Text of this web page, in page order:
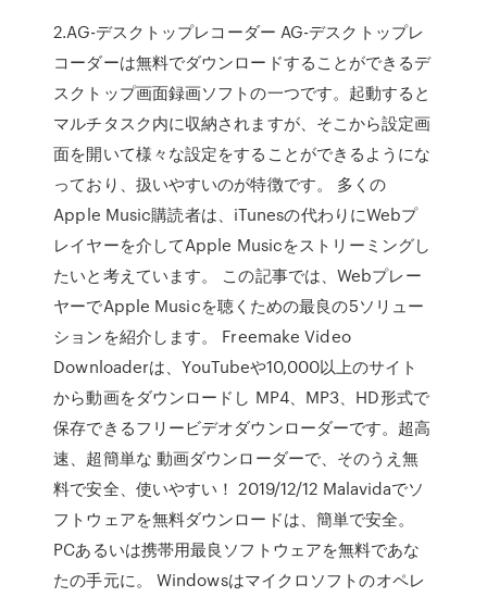
2.AG-デスクトップレコーダー AG-デスクトップレ
コーダーは無料でダウンロードすることができるデ
スクトップ画面録画ソフトの一つです。起動すると
マルチタスク内に収納されますが、そこから設定画
面を開いて様々な設定をすることができるようにな
っており、扱いやすいのが特徴です。 多くの
Apple Music購読者は、iTunesの代わりにWebプ
レイヤーを介してApple Musicをストリーミングし
たいと考えています。 この記事では、Webプレー
ヤーでApple Musicを聴くための最良の5ソリュー
ションを紹介します。 Freemake Video
Downloaderは、YouTubeや10,000以上のサイト
から動画をダウンロードし MP4、MP3、HD形式で
保存できるフリービデオダウンローダーです。超高
速、超簡単な 動画ダウンローダーで、そのうえ無
料で安全、使いやすい！ 2019/12/12 Malavidaでソ
フトウェアを無料ダウンロードは、簡単で安全。
PCあるいは携帯用最良ソフトウェアを無料であな
たの手元に。 Windowsはマイクロソフトのオペレ